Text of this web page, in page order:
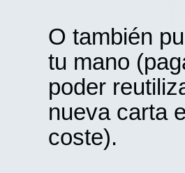
O también
tu mano
poder
nueva carta
coste).